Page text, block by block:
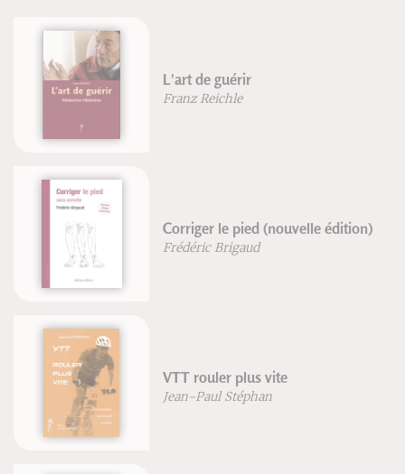
L'art de guérir
Franz Reichle
Corriger le pied (nouvelle édition)
Frédéric Brigaud
VTT rouler plus vite
Jean-Paul Stéphan